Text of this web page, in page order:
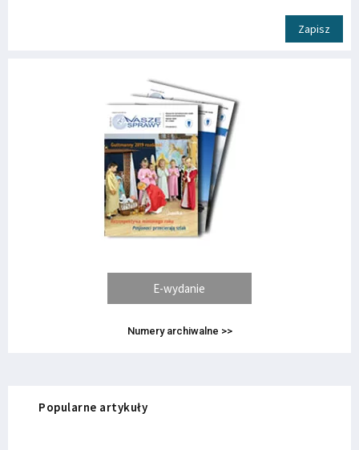
Zapisz
E-wydanie
Numery archiwalne >>
Popularne artykuły